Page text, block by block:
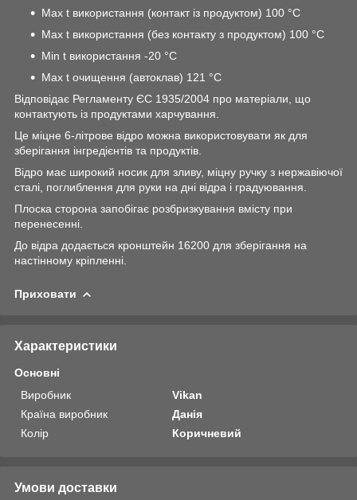
Max t використання (контакт із продуктом) 100 °C
Max t використання (без контакту з продуктом) 100 °C
Min t використання -20 °C
Max t очищення (автоклав) 121 °C
Відповідає Регламенту ЄС 1935/2004 про матеріали, що
контактують із продуктами харчування.
Це міцне 6-літрове відро можна використовувати як для
зберігання інгредієнтів та продуктів.
Відро має широкий носик для зливу, міцну ручку з нержавіючої
сталі, поглиблення для руки на дні відра і градуювання.
Плоска сторона запобігає розбризкування вмісту при
перенесенні.
До відра додається кронштейн 16200 для зберігання на
настінному кріпленні.
Приховати
Характеристики
Основні
Виробник
Vikan
Країна виробник
Данія
Колір
Коричневий
Умови доставки